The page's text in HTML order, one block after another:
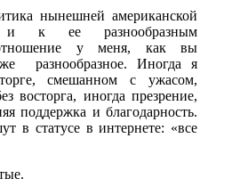
нынешней американской
и к ее разнообразным
у меня, как вы
разнообразное. Иногда я
смешанном с ужасом,
восторга, иногда презрение,
поддержка и благодарность.
в статусе в интернете: «все